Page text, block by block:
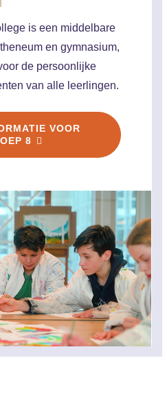
is een middelbare
en gymnasium,
de persoonlijke
van alle leerlingen.
VOOR
8